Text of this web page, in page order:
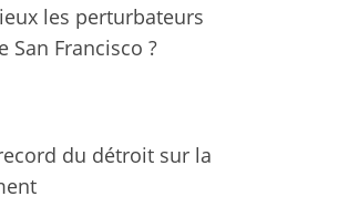
les perturbateurs
San Francisco ?
du détroit sur la